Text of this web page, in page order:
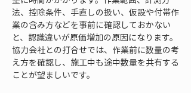
法、控除条件、手直しの扱い、仮設や付帯作
業の含み方などを事前に確認しておかない
と、認識違いが原価増加の原因になります。
協力会社との打合せでは、作業前に数量の考
え方を確認し、施工中も途中数量を共有する
ことが望ましいです。